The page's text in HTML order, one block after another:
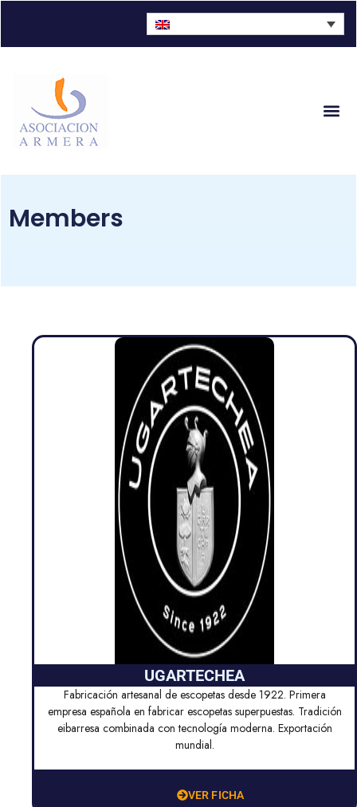
Members
UGARTECHEA
Fabricación artesanal de escopetas desde 1922. Primera
empresa española en fabricar escopetas superpuestas. Tradición
eibarresa combinada con tecnología moderna. Exportación
mundial.
VER FICHA